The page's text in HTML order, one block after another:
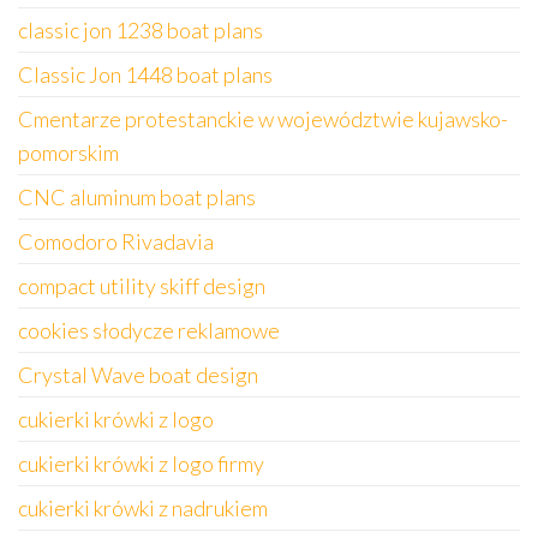
classic jon 1238 boat plans
Classic Jon 1448 boat plans
Cmentarze protestanckie w województwie kujawsko-
pomorskim
CNC aluminum boat plans
Comodoro Rivadavia
compact utility skiff design
cookies słodycze reklamowe
Crystal Wave boat design
cukierki krówki z logo
cukierki krówki z logo firmy
cukierki krówki z nadrukiem